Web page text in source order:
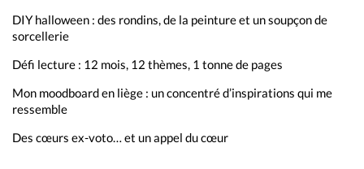
DIY halloween : des rondins, de la peinture et un soupçon de
sorcellerie
Défi lecture : 12 mois, 12 thèmes, 1 tonne de pages
Mon moodboard en liège : un concentré d’inspirations qui me
ressemble
Des cœurs ex-voto… et un appel du cœur